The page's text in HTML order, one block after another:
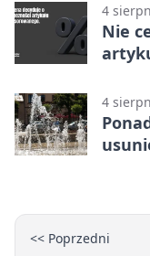
4
Nie
4
<< Poprzedni